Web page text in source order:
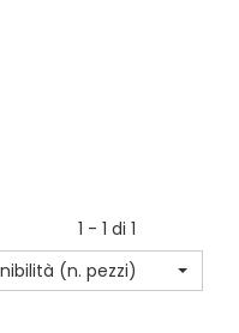
1 - 1 di 1
(n. pezzi)